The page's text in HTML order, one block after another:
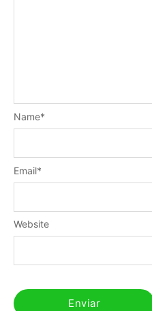
Name*
Email*
Website